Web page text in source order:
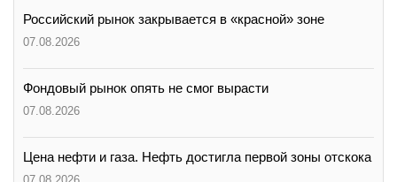
Российский рынок закрывается в «красной» зоне
07.08.2026
Фондовый рынок опять не смог вырасти
07.08.2026
Цена нефти и газа. Нефть достигла первой зоны отскока